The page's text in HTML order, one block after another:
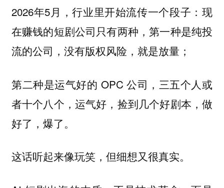
2026年5月，行业里开始流传一个段子：现
在赚钱的短剧公司只有两种，第一种是纯投
流的公司，没有版权风险，就是放量；
第二种是运气好的 OPC 公司，三五个人或
者十个八个，运气好，捡到几个好剧本，做
好了，爆了。
这话听起来像玩笑，但细想又很真实。